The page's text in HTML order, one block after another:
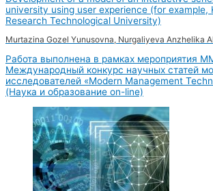
university using user experience (for example,
Research Technological University)
Murtazina Gozel Yunusovna, Nurgaliyeva Anzhelika
Работа выполнена в рамках мероприятия
Международный конкурс научных статей
исследователей «Modern Management
(Наука и образование on-line)